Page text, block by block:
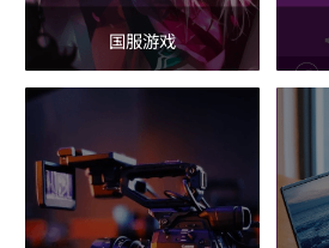
国服游戏